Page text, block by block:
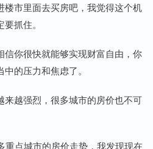
楼市里面去买房吧，我觉得这个机
抓住。
信你很快就能够实现财富自由，你
的压力和焦虑了。
越强烈，很多城市的房价也不可
重点城市的房价走势，我发现现在